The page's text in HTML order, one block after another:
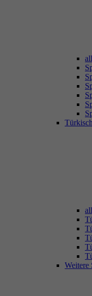
Türkisch
Weitere